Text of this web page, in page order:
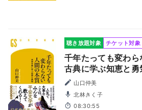
聴き放題対象 チケット対象
千年たっても変わ
古典に学ぶ知恵と勇
山口仲美
北林きく子
08:30:55